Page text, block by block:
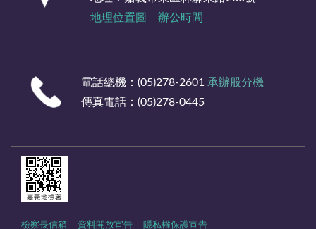
地理位置圖
辦公時間
電話總機：(05)278-2601 承辦股分機
傳真電話：(05)278-0445
檢察長信箱 資料開放宣告 隱私權保護宣告